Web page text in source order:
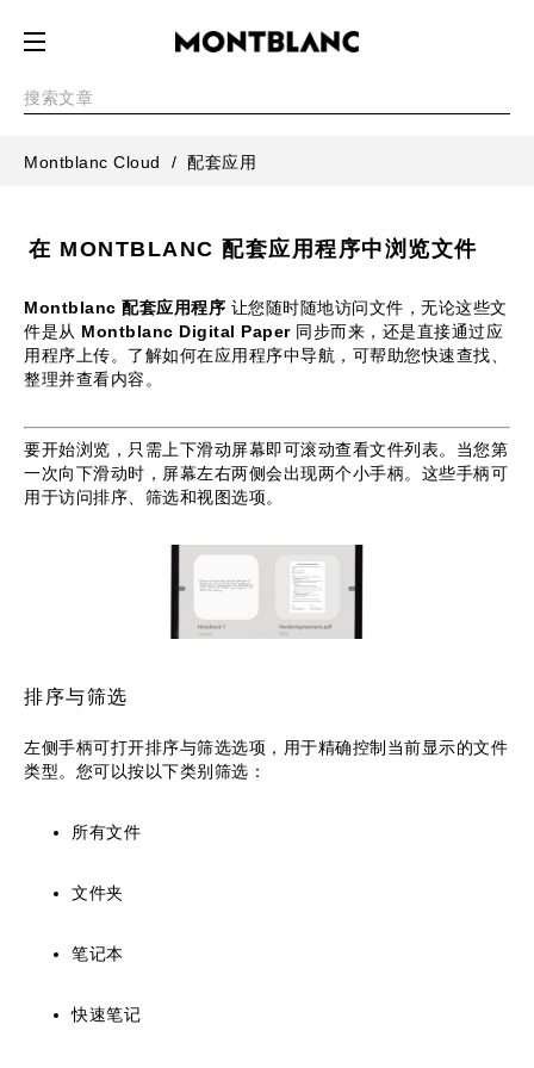
Montblanc Cloud 配套应用
在 MONTBLANC 配套应用程序中浏览文件
Montblanc 配套应用程序 让您随时随地访问文件，无论这些文
件是从 Montblanc Digital Paper同步而来，还是直接通过应
用程序上传。了解如何在应用程序中导航，可帮助您快速查找、
整理并查看内容。
要开始浏览，只需上下滑动屏幕即可滚动查看文件列表。当您第
一次向下滑动时，屏幕左右两侧会出现两个小手柄。这些手柄可
用于访问排序、筛选和视图选项。
排序与筛选
左侧手柄可打开排序与筛选选项，用于精确控制当前显示的文件
类型。您可以按以下类别筛选：
所有文件
文件夹
笔记本
快速笔记